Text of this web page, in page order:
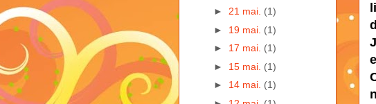
► 21 mai. (1)
► 19 mai. (1)
► 17 mai. (1)
► 15 mai. (1)
► 14 mai. (1)